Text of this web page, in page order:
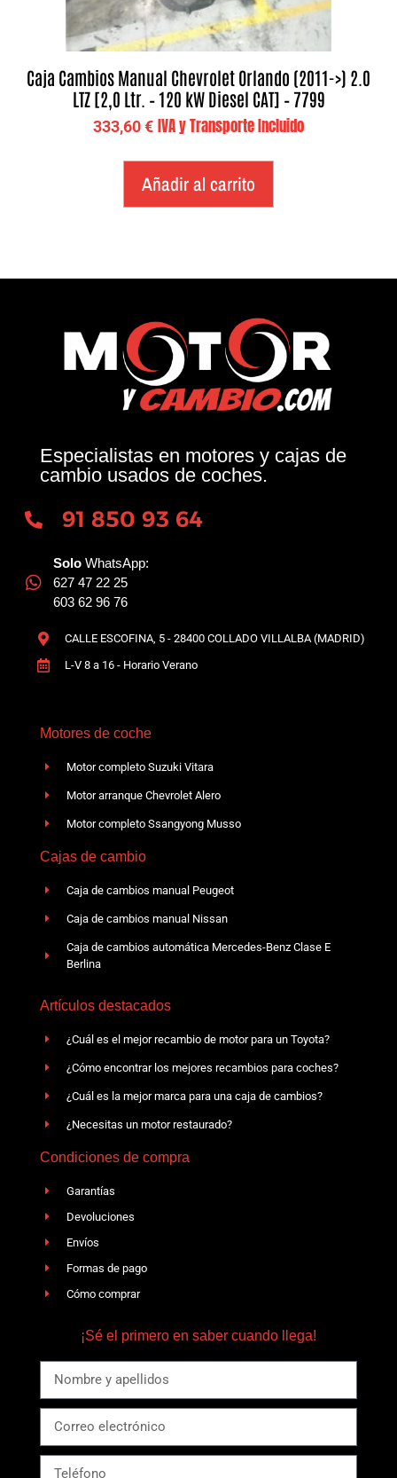
Caja Cambios Manual Chevrolet Orlando (2011->) 2.0
LTZ [2,0 Ltr. – 120 kW Diesel CAT] – 7799
333,60€ IVA y Transporte Incluido
Añadir al carrito
Especialistas en motores y cajas de
cambio usados de coches.
91 850 93 64
Solo WhatsApp:
627 47 22 25
603 62 96 76
CALLE ESCOFINA, 5 - 28400 COLLADO VILLALBA (MADRID)
L-V 8 a 16 - Horario Verano
Motores de coche
Motor completo Suzuki Vitara
Motor arranque Chevrolet Alero
Motor completo Ssangyong Musso
Cajas de cambio
Caja de cambios manual Peugeot
Caja de cambios manual Nissan
Caja de cambios automática Mercedes-Benz Clase E
Berlina
Artículos destacados
¿Cuál es el mejor recambio de motor para un Toyota?
¿Cómo encontrar los mejores recambios para coches?
¿Cuál es la mejor marca para una caja de cambios?
¿Necesitas un motor restaurado?
Condiciones de compra
Garantías
Devoluciones
Envíos
Formas de pago
Cómo comprar
¡Sé el primero en saber cuando llega!